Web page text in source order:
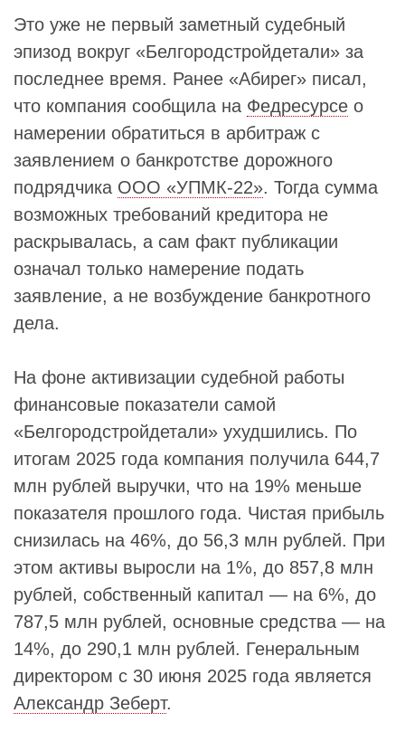
Это уже не первый заметный судебный
эпизод вокруг «Белгородстройдетали» за
последнее время. Ранее «Абирег» писал,
что компания сообщила на Федресурсе о
намерении обратиться в арбитраж с
заявлением о банкротстве дорожного
подрядчика ООО «УПМК-22». Тогда сумма
возможных требований кредитора не
раскрывалась, а сам факт публикации
означал только намерение подать
заявление, а не возбуждение банкротного
дела.
На фоне активизации судебной работы
финансовые показатели самой
«Белгородстройдетали» ухудшились. По
итогам 2025 года компания получила 644,7
млн рублей выручки, что на 19% меньше
показателя прошлого года. Чистая прибыль
снизилась на 46%, до 56,3 млн рублей. При
этом активы выросли на 1%, до 857,8 млн
рублей, собственный капитал — на 6%, до
787,5 млн рублей, основные средства — на
14%, до 290,1 млн рублей. Генеральным
директором с 30 июня 2025 года является
Александр Зеберт.